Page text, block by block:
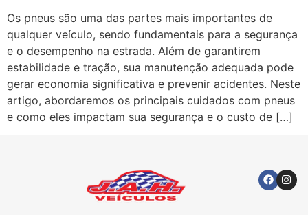
Os pneus são uma das partes mais importantes de
qualquer veículo, sendo fundamentais para a segurança
e o desempenho na estrada. Além de garantirem
estabilidade e tração, sua manutenção adequada pode
gerar economia significativa e prevenir acidentes. Neste
artigo, abordaremos os principais cuidados com pneus
e como eles impactam sua segurança e o custo de […]